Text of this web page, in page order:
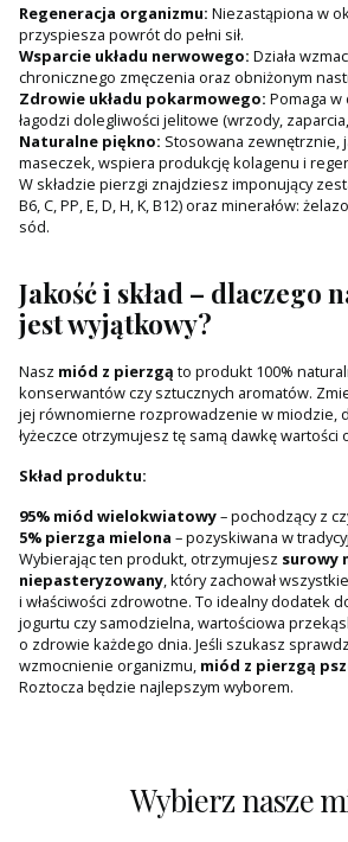
Regeneracja organizmu: Niezastąpiona w
przyspiesza powrót do pełni sił.
Wsparcie układu nerwowego: Działa
chronicznego zmęczenia oraz obniżonym
Zdrowie układu pokarmowego: Pomaga
łagodzi dolegliwości jelitowe (wrzody,
Naturalne piękno: Stosowana zewnętrznie,
maseczek, wspiera produkcję kolagenu i
W składzie pierzgi znajdziesz imponujący
B6, C, PP, E, D, H, K, B12) oraz minerałów:
sód.
Jakość i skład – dlaczego
jest wyjątkowy?
Nasz miód z pierzgą to produkt 100%
konserwantów czy sztucznych aromatów.
jej równomierne rozprowadzenie w miodzie,
łyżeczce otrzymujesz tę samą dawkę wartości
Skład produktu:
95% miód wielokwiatowy– pochodzący z
5% pierzga mielona – pozyskiwana w
Wybierając ten produkt, otrzymujesz surowy
niepasteryzowany, który zachował
i właściwości zdrowotne. To idealny dodatek
jogurtu czy samodzielna, wartościowa
o zdrowie każdego dnia. Jeśli szukasz
wzmocnienie organizmu, miód z pierzgą
Roztocza będzie najlepszym wyborem.
Wybierz nasze